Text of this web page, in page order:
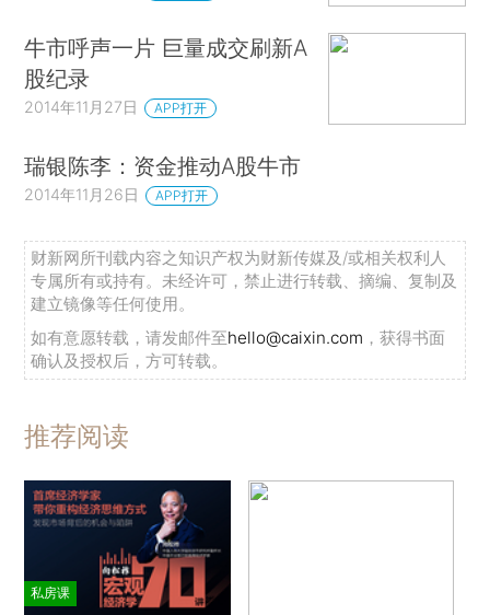
牛市呼声一片 巨量成交刷新A
股纪录
2014年11月27日 APP打开
瑞银陈李：资金推动A股牛市
2014年11月26日 APP打开
财新网所刊载内容之知识产权为财新传媒及/或相关权利人
专属所有或持有。未经许可，禁止进行转载、摘编、复制及
建立镜像等任何使用。
如有意愿转载，请发邮件至hello@caixin.com ，获得书面
确认及授权后，方可转载。
推荐阅读
私房课